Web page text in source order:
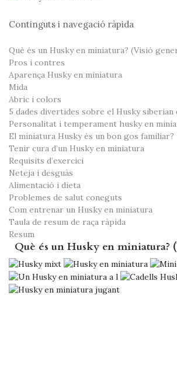
Continguts i navegació ràpida
Què és un Husky en miniatura? (Visió
Pros i contres
Aparença Husky en miniatura
Mida
Abric i colors
5 dades divertides sobre el Husky siberian
Personalitat i temperament husky en
El miniatura Husky és un bon gos familiar?
Tenir cura d’un Husky en miniatura
Requisits d’exercici
Neteja i desguàs
Alimentació i dieta
Problemes de salut coneguts
Com entrenar un Husky en miniatura
Taula de resum de raça ràpida
Resum
Què és un Husky en miniatura?